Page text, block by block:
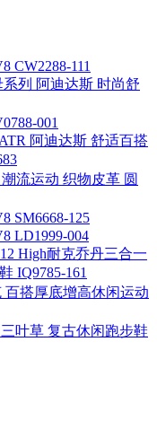
CW2288-111
系列 阿迪达斯 时尚舒
001
阿迪达斯 舒适百搭
流运动 织物皮革 圆
SM6668-125
LD1999-004
High耐克乔丹三合一
IQ9785-161
百搭厚底增高休闲运动
三叶草 复古休闲跑步鞋